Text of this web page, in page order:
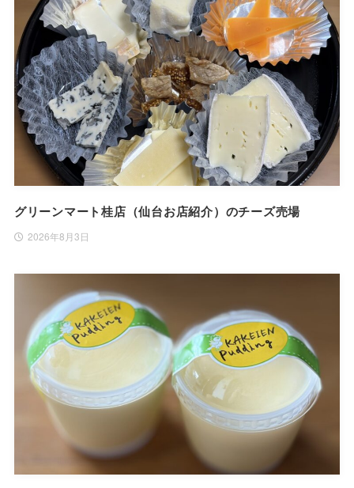
グリーンマート桂店（仙台お店紹介）のチーズ売場
2026年8月3日